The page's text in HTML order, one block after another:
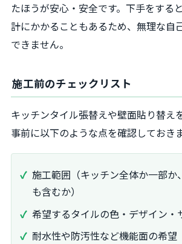
たほうが安心・安全です。下手をする
計にかかることもあるため、無理な自
できません。
施工前のチェックリスト
キッチンタイル張替えや壁面貼り替え
事前に以下のような点を確認しておき
施工範囲（キッチン全体か一部か
も含むか）
希望するタイルの色・デザイン・
耐水性や防汚性など機能面の希望